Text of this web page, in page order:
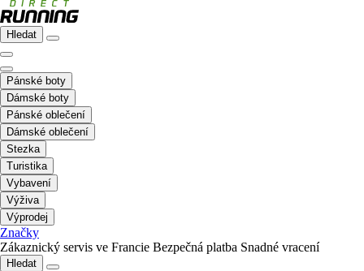
Hledat
Pánské boty
Dámské boty
Pánské oblečení
Dámské oblečení
Stezka
Turistika
Vybavení
Výživa
Výprodej
Značky
Zákaznický servis ve Francie Bezpečná platba Snadné vracení
Hledat